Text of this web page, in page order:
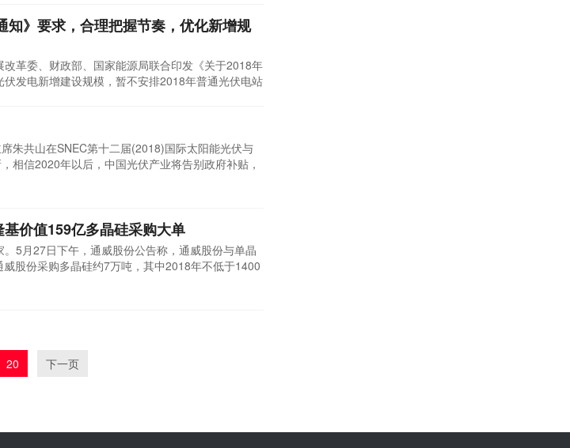
》要求，合理把握节奏，优化新增规
革委、财政部、国家能源局联合印发《关于2018年
发电新增建设规模，暂不安排2018年普通光伏电站
朱共山在SNEC第十二届(2018)国际太阳能光伏与
相信2020年以后，中国光伏产业将告别政府补贴，
和绿色发展、实现平价上网的根本驱动力。朱共山
件生产需求。这几年通过加大研发投入，加速科
价值159亿多晶硅采购大单
5月27日下午，通威股份公告称，通威股份与单晶
股份采购多晶硅约7万吨，其中2018年不低于1400
环股份之外的另一大单晶巨头隆基股份公告称，
料采购合同，本合同采购量为2018年5月至2020年
20 下一页